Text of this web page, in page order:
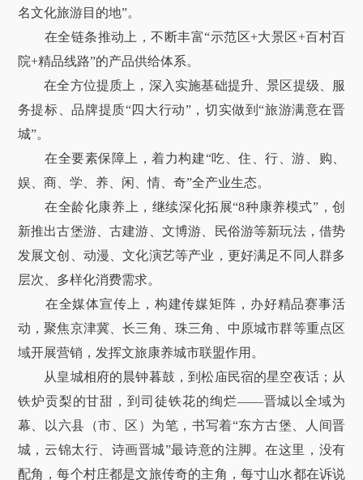
名文化旅游目的地”。
在全链条推动上，不断丰富“示范区+大景区+百村百
院+精品线路”的产品供给体系。
在全方位提质上，深入实施基础提升、景区提级、服
务提标、品牌提质“四大行动”，切实做到“旅游满意在晋
城”。
在全要素保障上，着力构建“吃、住、行、游、购、
娱、商、学、养、闲、情、奇”全产业生态。
在全龄化康养上，继续深化拓展“8种康养模式”，创
新推出古堡游、古建游、文博游、民俗游等新玩法，借势
发展文创、动漫、文化演艺等产业，更好满足不同人群多
层次、多样化消费需求。
在全媒体宣传上，构建传媒矩阵，办好精品赛事活
动，聚焦京津冀、长三角、珠三角、中原城市群等重点区
域开展营销，发挥文旅康养城市联盟作用。
从皇城相府的晨钟暮鼓，到松庙民宿的星空夜话；从
铁炉贡梨的甘甜，到司徒铁花的绚烂——晋城以全域为
幕、以六县（市、区）为笔，书写着“东方古堡、人间晋
城，云锦太行、诗画晋城”最诗意的注脚。在这里，没有
配角，每个村庄都是文旅传奇的主角，每寸山水都在诉说